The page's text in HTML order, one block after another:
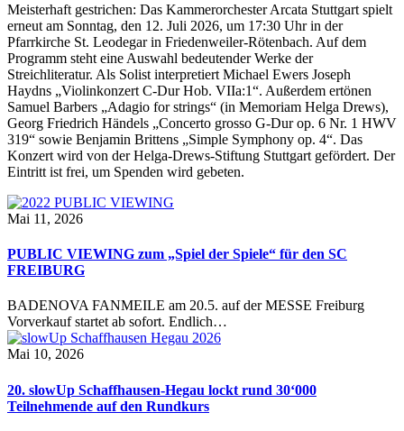
Meisterhaft gestrichen: Das Kammerorchester Arcata Stuttgart spielt
erneut am Sonntag, den 12. Juli 2026, um 17:30 Uhr in der
Pfarrkirche St. Leodegar in Friedenweiler-Rötenbach. Auf dem
Programm steht eine Auswahl bedeutender Werke der
Streichliteratur. Als Solist interpretiert Michael Ewers Joseph
Haydns „Violinkonzert C-Dur Hob. VIIa:1“. Außerdem ertönen
Samuel Barbers „Adagio for strings“ (in Memoriam Helga Drews),
Georg Friedrich Händels „Concerto grosso G-Dur op. 6 Nr. 1 HWV
319“ sowie Benjamin Brittens „Simple Symphony op. 4“. Das
Konzert wird von der Helga-Drews-Stiftung Stuttgart gefördert. Der
Eintritt ist frei, um Spenden wird gebeten.
Mai 11, 2026
PUBLIC VIEWING zum „Spiel der Spiele“ für den SC
FREIBURG
BADENOVA FANMEILE am 20.5. auf der MESSE Freiburg
Vorverkauf startet ab sofort. Endlich…
Mai 10, 2026
20. slowUp Schaffhausen-Hegau lockt rund 30‘000
Teilnehmende auf den Rundkurs